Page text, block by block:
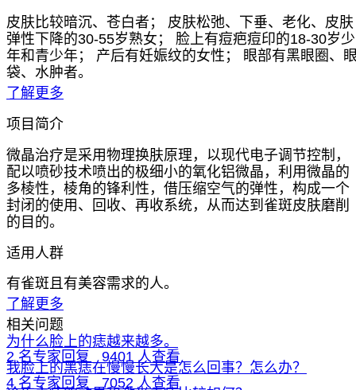
皮肤比较暗沉、苍白者； 皮肤松弛、下垂、老化、皮肤
弹性下降的30-55岁熟女； 脸上有痘疤痘印的18-30岁少
年和青少年； 产后有妊娠纹的女性； 眼部有黑眼圈、
袋、水肿者。
了解更多
项目简介
微晶治疗是采用物理换肤原理，以现代电子调节控制，
配以喷砂技术喷出的极细小的氧化铝微晶，利用微晶的
多棱性，棱角的锋利性，借压缩空气的弹性，构成一个
封闭的使用、回收、再收系统，从而达到雀斑皮肤磨削
的目的。
适用人群
有雀斑且有美容需求的人。
了解更多
相关问题
为什么脸上的痣越来越多。
2 名专家回复 9401 人查看
我脸上的黑痣在慢慢长大是怎么回事？怎么办？
4 名专家回复 7052 人查看